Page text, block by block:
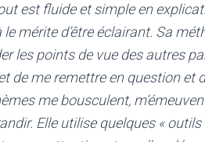
est fluide et simple en
mérite d’être éclairant. Sa
les points de vue des autres
de me remettre en question et
me bousculent,
Elle utilise quelques «